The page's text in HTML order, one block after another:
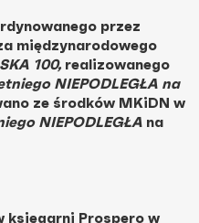
przez
międzynarodowego
100, realizowanego
NIEPODLEGŁA na
ze środków MKiDN w
NIEPODLEGŁA na
księgarni Prospero w